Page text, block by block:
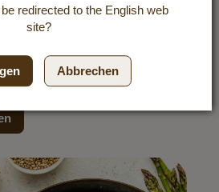
Und gleich dazu gibt es auch
zu kaufen. Und was liegt da
einem Gericht zu vereinen? Süß
– das ergibt eine wahre
redirected to the English web
site?
Abbrechen